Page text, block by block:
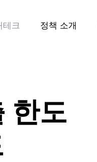
테크 정책 소개
한도